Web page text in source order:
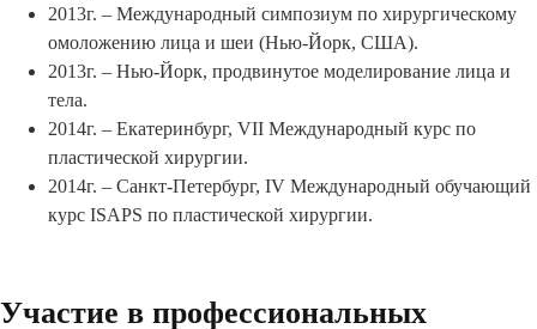
2013г. – Международный симпозиум по хирургическому
омоложению лица и шеи (Нью-Йорк, США).
2013г. – Нью-Йорк, продвинутое моделирование лица и
тела.
2014г. – Екатеринбург, VII Международный курс по
пластической хирургии.
2014г. – Санкт-Петербург, IV Международный обучающий
курс ISAPS по пластической хирургии.
Участие в профессиональных